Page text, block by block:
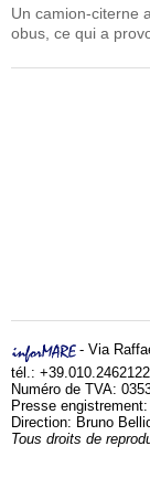
Un camion-citerne
obus, ce qui a
- Via
tél.:
Numéro de TVA:
Presse
Direction: Bruno
Tous droits de